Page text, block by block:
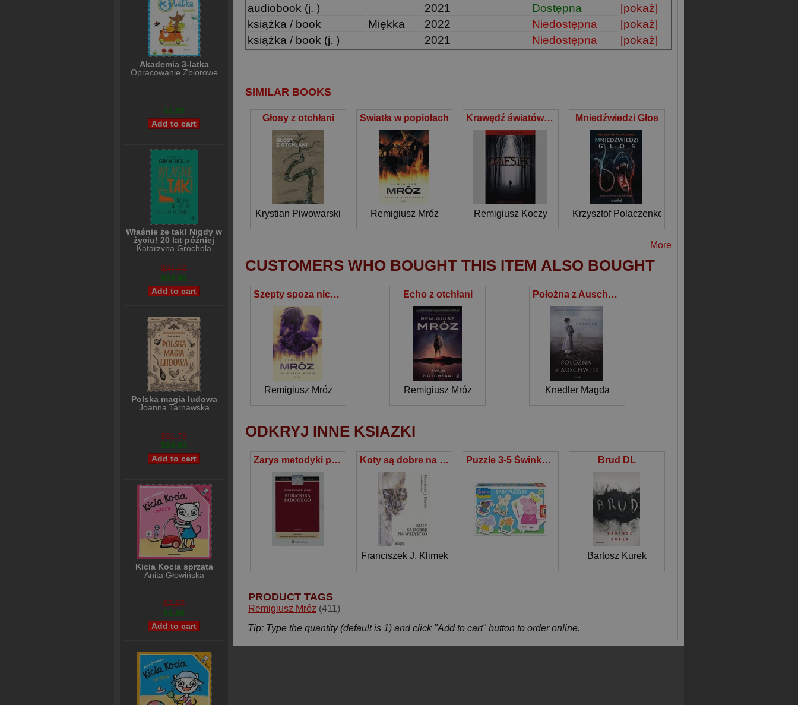
Akademia 3-latka
Opracowanie Zbiorowe
$2,99
Właśnie że tak! Nigdy w
życiu! 20 lat później
Katarzyna Grochola
$31,10
$24,93
Polska magia ludowa
Joanna Tarnawska
$31,78
$24,93
Kicia Kocia sprząta
Anita Głowińska
$7,97
$5,98
audiobook (j. )
2021 Dostępna
[pokaż]
książka / book
Miękka 2022 Niedostępna
[pokaż]
książka / book (j. )
2021 Niedostępna [pokaż]
SIMILAR BOOKS
Głosy z otchłani
Krystian Piwowarski
Światła w popiołach
Remigiusz Mróz
Krawędź światów Dziesięć
Remigiusz Koczy
Mniedźwiedzi Głos
Krzysztof Polaczenko
More
CUSTOMERS WHO BOUGHT THIS ITEM ALSO BOUGHT
Szepty spoza nicości
Remigiusz Mróz
Echo z otchłani
Remigiusz Mróz
Położna z Auschwitz
Knedler Magda
ODKRYJ INNE KSIAZKI
Zarys metodyki pracy kuratora sądowego Koty są dobre na wszystko
Franciszek J. Klimek
Puzzle 3-5 Świnka Peppa G3 Brud DL
Bartosz Kurek
PRODUCT TAGS
Remigiusz Mróz (411)
Tip: Type the quantity (default is 1) and click "Add to cart" button to order online.